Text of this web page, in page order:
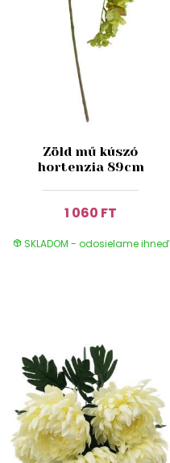
Zöld mű kúszó
hortenzia 89cm
1 060 FT
SKLADOM - odosielame ihneď